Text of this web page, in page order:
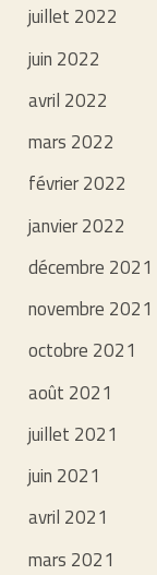
juillet 2022
juin 2022
avril 2022
mars 2022
février 2022
janvier 2022
décembre 2021
novembre 2021
octobre 2021
août 2021
juillet 2021
juin 2021
avril 2021
mars 2021